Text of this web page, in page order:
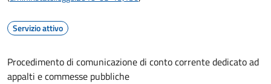
Servizio attivo
Procedimento di comunicazione di conto corrente dedicato ad
appalti e commesse pubbliche